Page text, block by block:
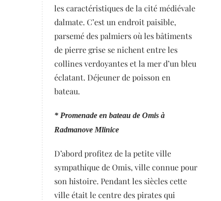
les caractéristiques de la cité médiévale
dalmate. C’est un endroit paisible,
parsemé des palmiers où les bâtiments
de pierre grise se nichent entre les
collines verdoyantes et la mer d’un bleu
éclatant. Déjeuner de poisson en
bateau.
* Promenade en bateau de Omis à
Radmanove Mlinice
D’abord profitez de la petite ville
sympathique de Omis, ville connue pour
son histoire. Pendant les siècles cette
ville était le centre des pirates qui